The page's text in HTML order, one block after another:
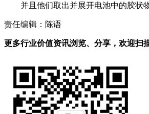
并且他们取出并展开电池中的胶状
责任编辑：陈语
更多行业价值资讯浏览、分享，欢迎扫